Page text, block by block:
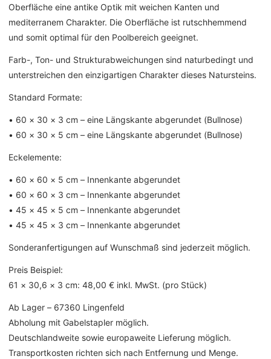
Oberfläche eine antike Optik mit weichen Kanten und
mediterranem Charakter. Die Oberfläche ist rutschhemmend
und somit optimal für den Poolbereich geeignet.
Farb-, Ton- und Strukturabweichungen sind naturbedingt und
unterstreichen den einzigartigen Charakter dieses Natursteins.
Standard Formate:
• 60 × 30 × 3 cm – eine Längskante abgerundet (Bullnose)
• 60 × 30 × 5 cm – eine Längskante abgerundet (Bullnose)
Eckelemente:
• 60 × 60 × 5 cm – Innenkante abgerundet
• 60 × 60 × 3 cm – Innenkante abgerundet
• 45 × 45 × 5 cm – Innenkante abgerundet
• 45 × 45 × 3 cm – Innenkante abgerundet
Sonderanfertigungen auf Wunschmaß sind jederzeit möglich.
Preis Beispiel:
61 × 30,6 × 3 cm: 48,00 € inkl. MwSt. (pro Stück)
Ab Lager – 67360 Lingenfeld
Abholung mit Gabelstapler möglich.
Deutschlandweite sowie europaweite Lieferung möglich.
Transportkosten richten sich nach Entfernung und Menge.